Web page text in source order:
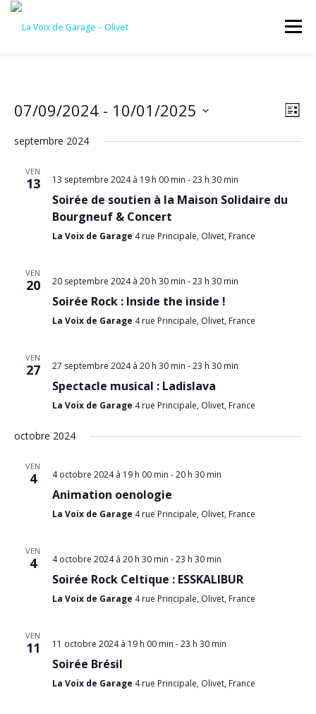
Aller
contenu
Menu
N
v
a
l
N
a
i
Liste
07/09/2024 - 10/01/2025
une
septembre 2024
VEN
13 13 septembre 2024 à 19 h 00 min -23 h 30 min
Soirée de soutien à la Maison Solidaire du
Bourgneuf & Concert
La Voix de Garage 4 rue Principale, Olivet, France
VEN
20 20 septembre 2024 à 20 h 30 min -23 h 30 min
Soirée Rock : Inside the inside !
La Voix de Garage 4 rue Principale, Olivet, France
VEN
27 27 septembre 2024 à 20 h 30 min -23 h 30 min
Spectacle musical : Ladislava
La Voix de Garage 4 rue Principale, Olivet, France
octobre 2024
VEN
4 4 octobre 2024 à 19 h 00 min -20 h 30 min
Animation oenologie
La Voix de Garage 4 rue Principale, Olivet, France
VEN
4 4 octobre 2024 à 20 h 30 min -23 h 30 min
Soirée Rock Celtique : ESSKALIBUR
La Voix de Garage 4 rue Principale, Olivet, France
VEN
11 11 octobre 2024 à 19 h 00 min -23 h 30 min
Soirée Brésil
La Voix de Garage 4 rue Principale, Olivet, France